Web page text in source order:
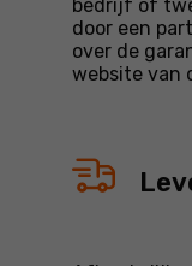
bedrijf of
door een
over de
website van